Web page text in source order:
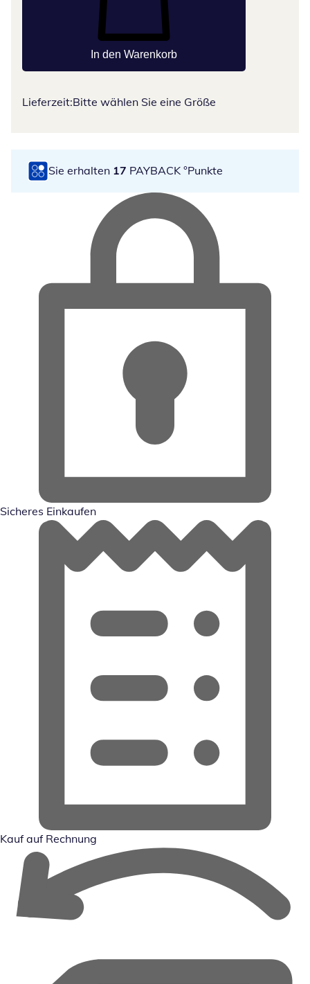
In den Warenkorb
Lieferzeit:Bitte wählen Sie eine Größe
Sie erhalten 17 PAYBACK °Punkte
Sicheres Einkaufen
Kauf auf Rechnung